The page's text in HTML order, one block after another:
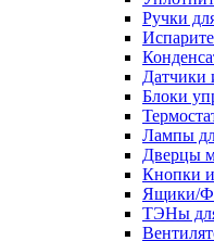
Ручки
Датчики
Блоки
Лампы
Дверцы
Кнопки
Ящики/
ТЭНы